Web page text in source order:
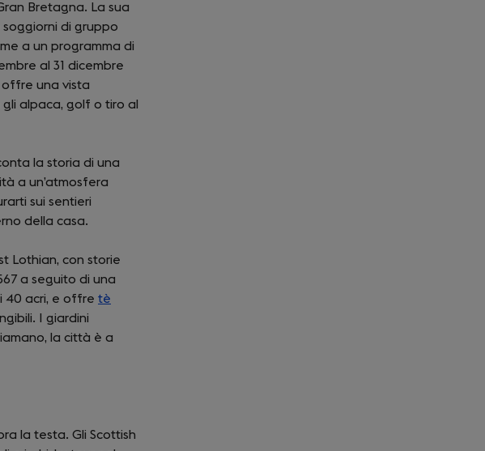
Bretagna. La sua
di gruppo
a un programma di
al 31 dicembre
offre una vista
alpaca, golf o tiro al
la storia di una
a un’atmosfera
sui sentieri
della casa.
Lothian, con storie
a seguito di una
40 acri, e offre tè
I giardini
la città è a
la testa. Gli Scottish